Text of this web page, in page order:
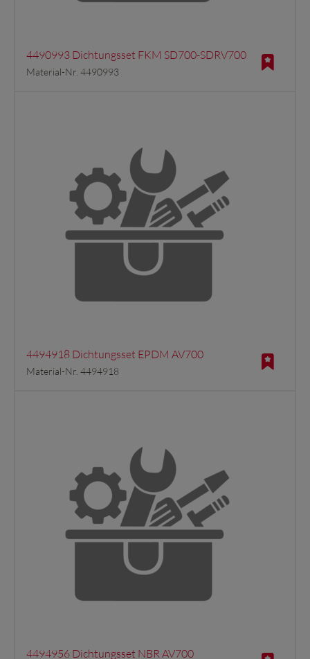
4490993 Dichtungsset FKM SD700-SDRV700
Material-Nr. 4490993
4494918 Dichtungsset EPDM AV700
Material-Nr. 4494918
4494956 Dichtungsset NBR AV700